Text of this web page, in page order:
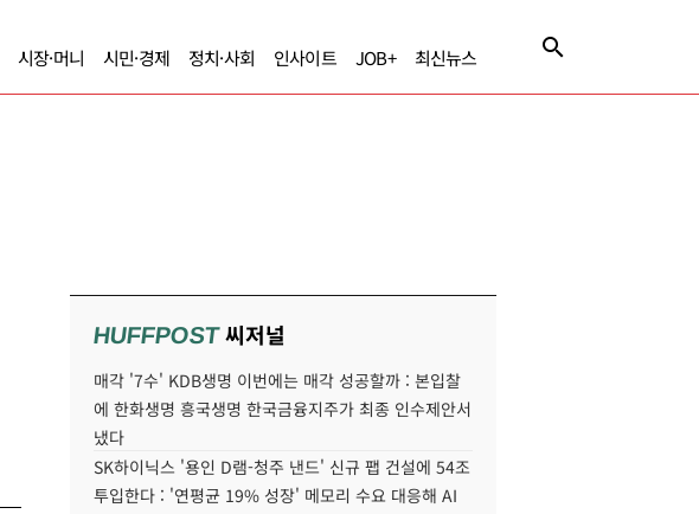
시장·머니 시민·경제 정치·사회 인사이트 JOB+ 최신뉴스
HUFFPOST씨저널
매각 '7수' KDB생명 이번에는 매각 성공할까 : 본입찰
에 한화생명 흥국생명 한국금융지주가 최종 인수제안서
냈다
SK하이닉스 '용인 D램-청주 낸드' 신규 팹 건설에 54조
투입한다 : '연평균 19% 성장' 메모리 수요 대응해 AI